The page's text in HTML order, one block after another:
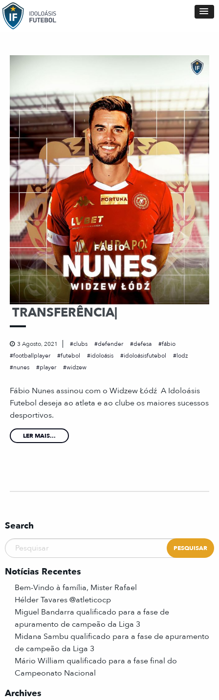
TRANSFERÊNCIA|
3 Agosto, 2021 clubs defender defesa
fábio
footballplayer
futebol idoloásis idoloásisfutebol
lodz
nunes
player widzew
Fábio Nunes assinou com o Widzew Łódź A Idoloásis
Futebol deseja ao atleta e ao clube os maiores sucessos
desportivos.
LER MAIS...
Search
Notícias Recentes
Bem-Vindo à família, Mister Rafael
Hélder Tavares @atleticocp
Miguel Bandarra qualificado para a fase de
apuramento de campeão da Liga 3
Midana Sambu qualificado para a fase de apuramento
de campeão da Liga 3
Mário William qualificado para a fase final do
Campeonato Nacional
Archives